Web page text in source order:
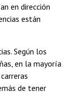
en dirección
están
Según los
en la mayoría
de tener